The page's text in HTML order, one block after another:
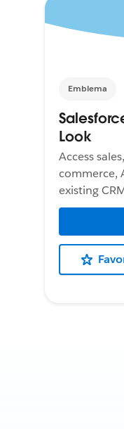
Emblema
Look
Access
commerce,
existing